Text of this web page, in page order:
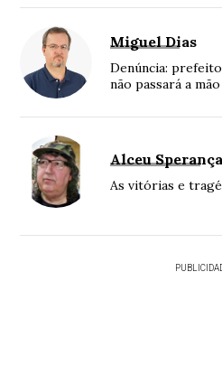
Miguel Dias
Denúncia:
não passará a
Alceu Sperança
As vitórias e